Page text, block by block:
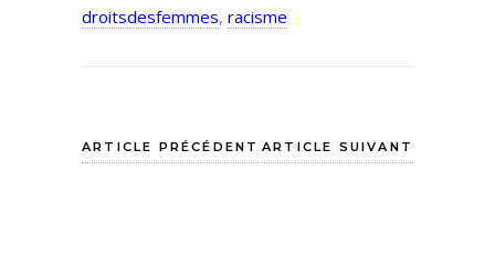
droitsdesfemmes, racisme
ARTICLE PRÉCÉDENT ARTICLE SUIVANT